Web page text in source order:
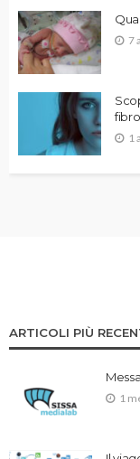
7
1
ARTICOLI PIÙ
1